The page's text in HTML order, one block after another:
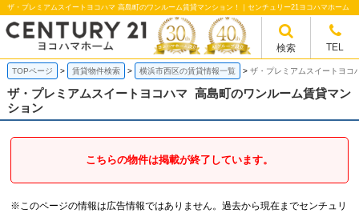
検索 TEL
ザ・プレミアムスイートヨコハマ 高島町のワンルーム賃貸マンション！｜センチュリー21ヨコハマホーム
TOPページ 賃貸物件検索 横浜市西区の賃貸情報一覧 ザ・プレミアムスイートヨコ
ザ・プレミアムスイートヨコハマ 高島町のワンルーム賃貸マン
ション
こちらの物件は掲載が終了しています。
※このページの情報は広告情報ではありません。過去から現在までセンチュリ